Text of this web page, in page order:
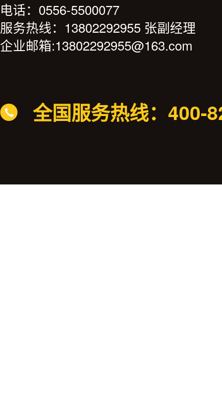
电话：0556-5500077
服务热线：13802292955 张副经理
企业邮箱:13802292955@163.com
全国服务热线：400-